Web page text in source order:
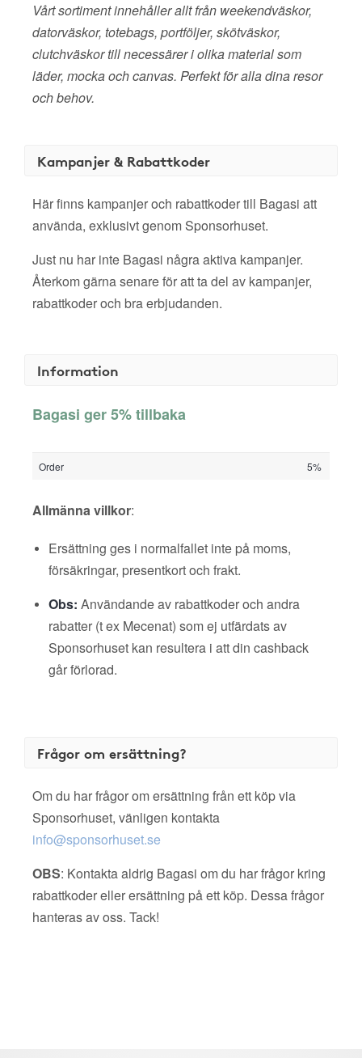
Vårt sortiment innehåller allt från weekendväskor,
datorväskor, totebags, portföljer, skötväskor,
clutchväskor till necessärer i olika material som
läder, mocka och canvas. Perfekt för alla dina resor
och behov.
Kampanjer & Rabattkoder
Här finns kampanjer och rabattkoder till Bagasi att
använda, exklusivt genom Sponsorhuset.
Just nu har inte Bagasi några aktiva kampanjer.
Återkom gärna senare för att ta del av kampanjer,
rabattkoder och bra erbjudanden.
Information
Bagasi ger 5% tillbaka
Order 5%
Allmänna villkor:
Ersättning ges i normalfallet inte på moms,
försäkringar, presentkort och frakt.
Obs: Användande av rabattkoder och andra
rabatter (t ex Mecenat) som ej utfärdats av
Sponsorhuset kan resultera i att din cashback
går förlorad.
Frågor om ersättning?
Om du har frågor om ersättning från ett köp via
Sponsorhuset, vänligen kontakta
info@sponsorhuset.se
OBS: Kontakta aldrig Bagasi om du har frågor kring
rabattkoder eller ersättning på ett köp. Dessa frågor
hanteras av oss. Tack!